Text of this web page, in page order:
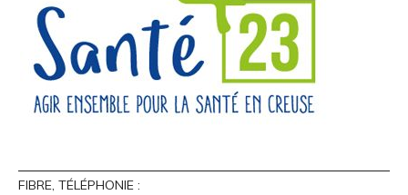
FIBRE, TÉLÉPHONIE :